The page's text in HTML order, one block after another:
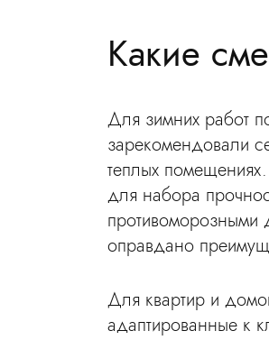
Какие
Для зимних работ
зарекомендовали
теплых
для набора
противоморозными
оправдано
Для квартир и
адаптированные к